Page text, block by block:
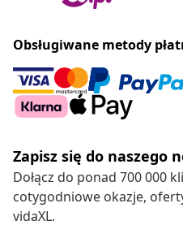
Obsługiwane metody
Zapisz się do naszego
Dołącz do ponad 700 000
cotygodniowe okazje,
vidaXL.